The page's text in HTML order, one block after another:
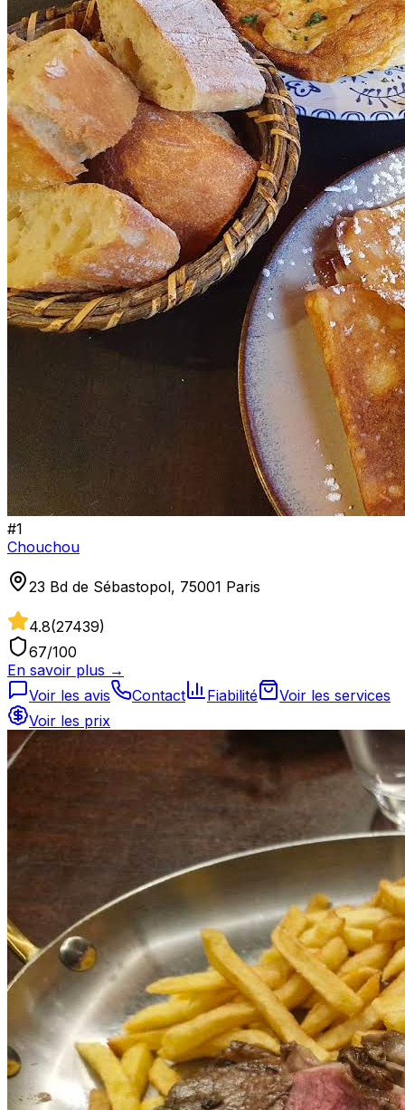
#1
Chouchou
23 Bd de Sébastopol, 75001 Paris
4.8(27439)
67/100
En savoir plus →
Voir les avis
Contact Fiabilité
Voir les services
Voir les prix